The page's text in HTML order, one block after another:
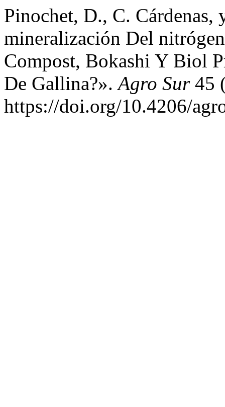
Pinochet, D., C. Cárdenas,
mineralización Del
Compost, Bokashi Y Biol
De Gallina?».Agro Sur45
https://doi.org/10.4206/